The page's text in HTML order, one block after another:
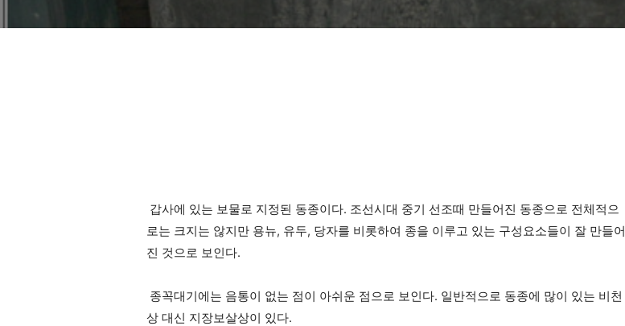
갑사에 있는 보물로 지정된 동종이다. 조선시대 중기 선조때 만들어진 동종으로 전체적으
로는 크지는 않지만 용뉴, 유두, 당자를 비롯하여 종을 이루고 있는 구성요소들이 잘 만들어
진 것으로 보인다.
종꼭대기에는 음통이 없는 점이 아쉬운 점으로 보인다. 일반적으로 동종에 많이 있는 비천
상 대신 지장보살상이 있다.